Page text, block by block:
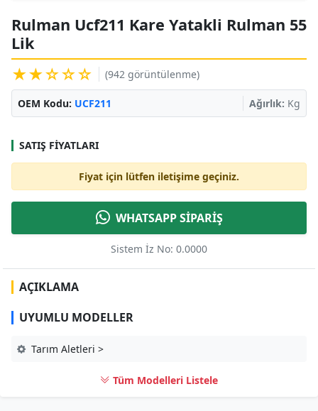
Rulman Ucf211 Kare Yatakli Rulman 55
Lik
★★☆☆☆
(942 görüntülenme)
OEM Kodu: UCF211 Ağırlık: Kg
SATIŞ FIYATLARI
Fiyat için lütfen iletişime geçiniz.
WHATSAPP SİPARİŞ
Sistem İz No: 0.0000
AÇIKLAMA
UYUMLU MODELLER
Tarım Aletleri >
Tüm Modelleri Listele